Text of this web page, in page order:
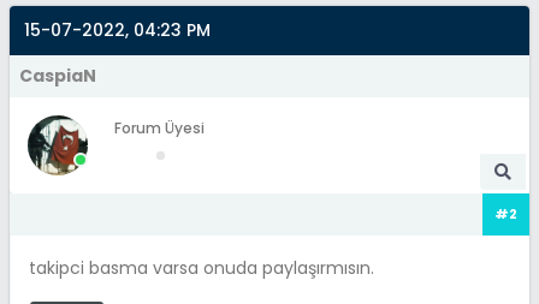
15-07-2022, 04:23 PM
CaspiaN
Forum Üyesi
#2
takipci basma varsa onuda paylaşırmısın.